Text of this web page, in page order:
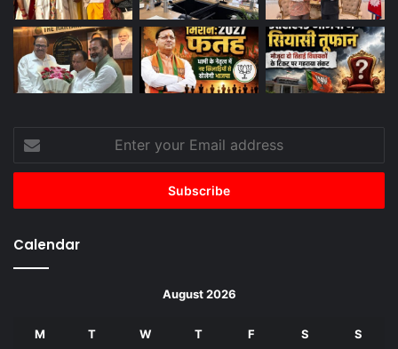
Enter
your
Email
Calendar
August 2026
M T W T F S S